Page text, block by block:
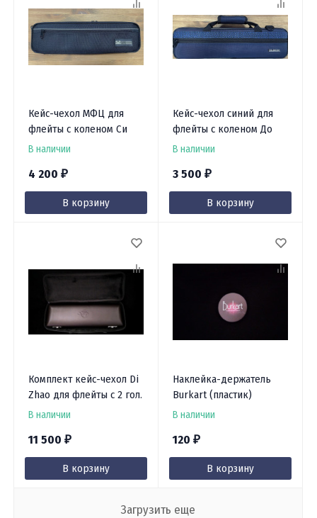
Кейс-чехол МФЦ для
флейты с коленом Си
В наличии
4 200 ₽
В корзину
Кейс-чехол синий для
флейты с коленом До
В наличии
3 500 ₽
В корзину
Комплект кейс-чехол Di
Zhao для флейты с 2 гол.
В наличии
11 500 ₽
В корзину
Наклейка-держатель
Burkart (пластик)
В наличии
120 ₽
В корзину
Загрузить еще